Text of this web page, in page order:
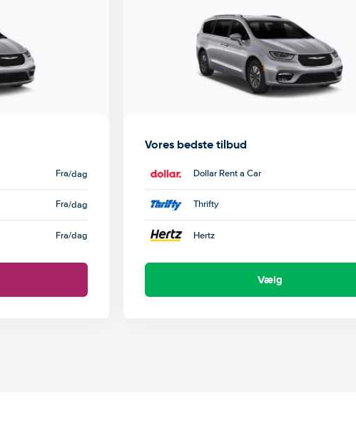
Fra/dag
Fra/dag
Fra/dag
Vores bedste tilbud
Dollar Rent a Car
Thrifty
Hertz
Vælg